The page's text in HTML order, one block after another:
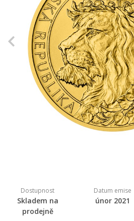
Previous
Dostupnost
Skladem na
prodejně
Datum emise
únor 2021